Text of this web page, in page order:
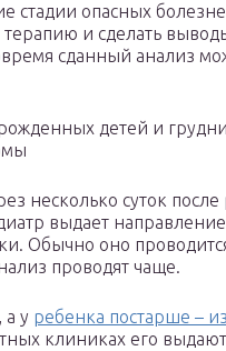
стадии опасных
и сделать
сданный анализ
детей и
несколько суток
выдает
Обычно оно
проводят чаще.
у ребенка постарше –
клиниках его